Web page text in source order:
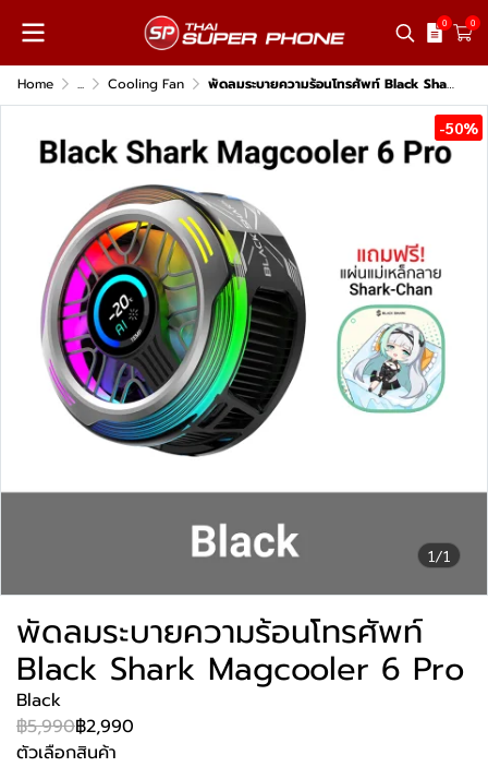
0 0
Home ... Cooling Fan พัดลมระบายความร้อนโทรศัพท์ Black Shark Magcooler 6 Pro
1/1
-50%
พัดลมระบายความร้อนโทรศัพท์
Black Shark Magcooler 6 Pro
Black
฿5,990฿2,990
ตัวเลือกสินค้า